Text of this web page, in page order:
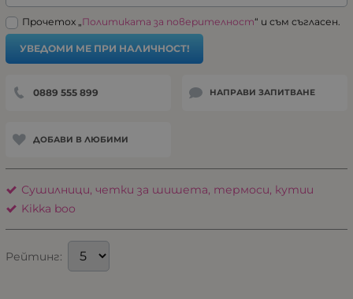
Прочетох „Политиката за поверителност“ и съм съгласен.
УВЕДОМИ МЕ ПРИ НАЛИЧНОСТ!
0889 555 899 НАПРАВИ ЗАПИТВАНЕ
ДОБАВИ В ЛЮБИМИ
Сушилници, четки за шишета, термоси, кутии
Kikka boo
Рейтинг: